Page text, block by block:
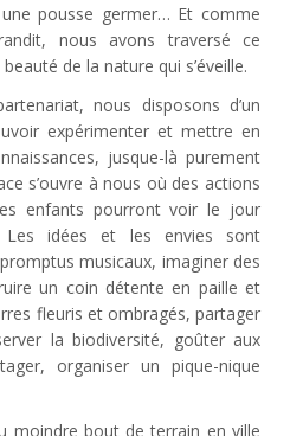
pousse germer… Et comme
nous avons traversé ce
de la nature qui s’éveille.
nous disposons d’un
expérimenter et mettre en
jusque-là purement
s’ouvre à nous où des actions
enfants pourront voir le jour
idées et les envies sont
musicaux, imaginer des
un coin détente en paille et
fleuris et ombragés, partager
la biodiversité, goûter aux
organiser un pique-nique
moindre bout de terrain en ville